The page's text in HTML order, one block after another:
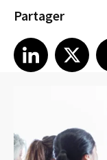
Partager
Share article on LinkedIn
LinkedIn
Share article on X